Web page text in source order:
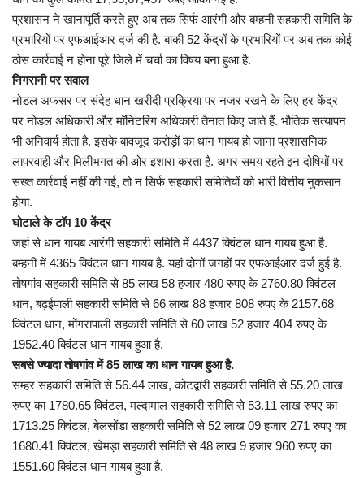
प्रशासन ने खानापूर्ति करते‎ हुए अब तक सिर्फ आरंगी और बम्हनी‎ सहकारी समिति के
प्रभारियों पर एफआईआर‎ दर्ज की है. बाकी 52 केंद्रों के प्रभारियों पर अब‎ तक कोई
ठोस कार्रवाई न होना पूरे जिले में‎ चर्चा का विषय बना हुआ है.
निगरानी पर सवाल
नोडल अफसर पर संदेह‎ धान खरीदी प्रक्रिया पर नजर रखने के लिए हर केंद्र
पर नोडल‎ अधिकारी और मॉनिटरिंग अधिकारी तैनात किए जाते हैं. भौतिक सत्यापन
भी अनिवार्य होता है. इसके बावजूद करोड़ों का धान गायब हो जाना प्रशासनिक‎
लापरवाही और मिलीभगत की ओर इशारा करता है. अगर समय रहते इन दोषियों पर
सख्त कार्रवाई नहीं की गई, तो न सिर्फ सहकारी समितियों को भारी वित्तीय नुकसान
होगा.
घोटाले के टॉप 10 केंद्र
जहां से धान गायब‎ आरंगी‎ सहकारी समिति में 4437‎ क्विंटल धान गायब हुआ है.
बम्हनी में 4365‎ क्विंटल धान गायब है. यहां दोनों‎ जगहों पर एफआईआर दर्ज हुई है.
तोषगांव सहकारी समिति से 85 लाख 58 हजार 480 रुपए के‎ 2760.80 क्विंटल‎
धान, बढ़ईपाली सहकारी समिति से‎ 66 लाख 88 हजार 808 रुपए के 2157.68
क्विंटल‎ धान, मोंगरापाली सहकारी समिति से‎ 60 लाख 52 हजार 404 रुपए के
1952.40 क्विंटल धान‎ गायब हुआ है.
सबसे ज्यादा तोषगांव में 85 लाख का धान गायब‎ हुआ है.
सम्हर सहकारी समिति से 56.44 लाख, कोटद्वारी सहकारी‎ समिति से 55.20 लाख
रुपए का 1780.65 क्विंटल, मल्दामाल‎ सहकारी समिति से 53.11 लाख रुपए का
1713.25 क्विंटल,‎ बेलसोंडा सहकारी समिति से 52 लाख 09 हजार 271 रुपए का‎
1680.41 क्विंटल, खेमड़ा सहकारी समिति से 48 लाख 9 हजार‎ 960 रुपए का
1551.60 क्विंटल धान गायब हुआ है.